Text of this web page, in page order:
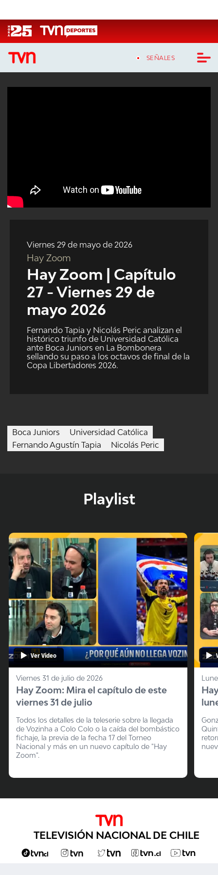
SEÑALES
CASTING MASTERCHEF CHILE
PROGRAMAS
TELESERIES
ACTUALIDAD Y TENDENCIAS
CORPORATIVO Y TRANSPARENCIA
CANAL DE DENUNCIAS
ÁREA DE PROYECTOS
Viernes 29 de mayo de 2026
Hay Zoom
Hay Zoom | Capítulo
27 - Viernes 29 de
mayo 2026
Fernando Tapia y Nicolás Peric analizan el
histórico triunfo de Universidad Católica
ante Boca Juniors en La Bombonera
sellando su paso a los octavos de final de la
Copa Libertadores 2026.
Boca Juniors
Universidad Católica
Fernando Agustín Tapia
Nicolás Peric
Playlist
Ver Video
Viernes 31 de julio de 2026
Hay Zoom: Mira el capítulo de este
viernes 31 de julio
Todos los detalles de la teleserie sobre la llegada
de Vozinha a Colo Colo o la caída del bombástico
fichaje, la previa de la fecha 17 del Torneo
Nacional y más en un nuevo capítulo de "Hay
Zoom".
TELEVISIÓN NACIONAL DE CHILE